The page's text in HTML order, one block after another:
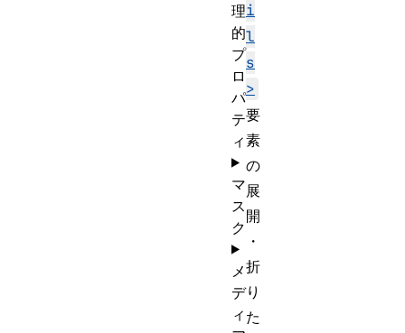
i
l
s
>
要
素
の
展
開
・
折
り
た
理
的
プ
ロ
パ
テ
ィ
マ
ス
ク
メ
デ
ィ